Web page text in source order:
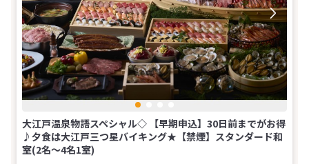
大江戸温泉物語スペシャル◇ 【早期申込】30日前までがお得
♪夕食は大江戸三つ星バイキング★【禁煙】スタンダード和
室(2名～4名1室)